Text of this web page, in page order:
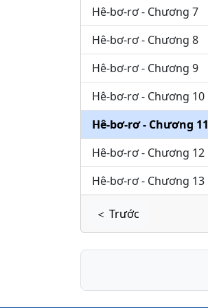
Hê-bơ-rơ - Chương 7
Hê-bơ-rơ - Chương 8
Hê-bơ-rơ - Chương 9
Hê-bơ-rơ - Chương 10
Hê-bơ-rơ - Chương 11
Hê-bơ-rơ - Chương 12
Hê-bơ-rơ - Chương 13
＜ Trước